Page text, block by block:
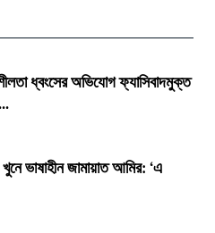
ধ্বংসের অভিযোগ ফ্যাসিবাদমুক্ত
ভাষাহীন জামায়াত আমির: ‘এ